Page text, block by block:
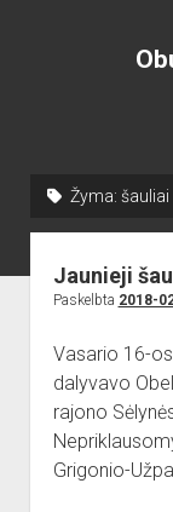
Žyma: šauliai
Jaunieji
Paskelbta 2018-
Vasario 16-
dalyvavo
rajono
Grigonio-